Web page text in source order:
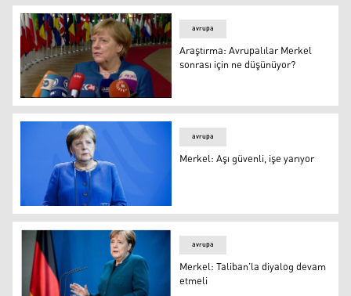
Araştırma: Avrupalılar Merkel sonrası için ne
avrupa
Araştırma: Avrupalılar Merkel
sonrası için ne düşünüyor?
Merkel: Aşı güvenli, işe yarıyor
avrupa
Merkel: Aşı güvenli, işe yarıyor
avrupa
Merkel: Taliban’la diyalog devam
etmeli